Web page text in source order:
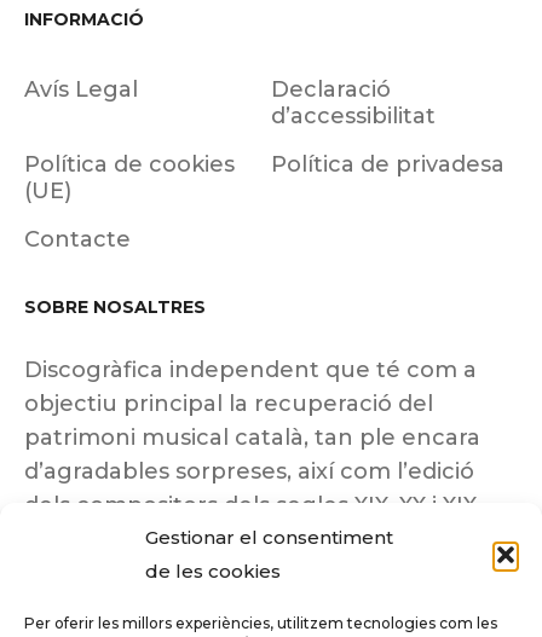
Gestionar el consentiment
de les cookies
Per oferir les millors experiències, utilitzem tecnologies com les
INFORMACIÓ
Avís Legal
Declaració
d’accessibilitat
Política de cookies
(UE)
Política de privadesa
Contacte
SOBRE NOSALTRES
Discogràfica independent que té com a
objectiu principal la recuperació del
patrimoni musical català, tan ple encara
d’agradables sorpreses, així com l’edició
dels compositors dels segles XIX, XX i XIX
insuficientment coneguts.